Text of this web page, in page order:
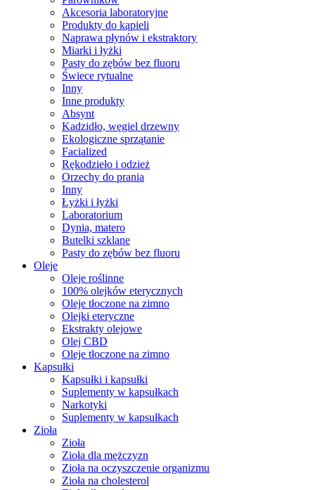
Akcesoria laboratoryjne
Produkty do kąpieli
Naprawa płynów i ekstraktory
Miarki i łyżki
Pasty do zębów bez fluoru
Świece rytualne
Inny
Inne produkty
Absynt
Kadzidło, węgiel drzewny
Ekologiczne sprzątanie
Facialized
Rękodzieło i odzież
Orzechy do prania
Inny
Łyżki i łyżki
Laboratorium
Dynia, matero
Butelki szklane
Pasty do zębów bez fluoru
Oleje
Oleje roślinne
100% olejków eterycznych
Oleje tłoczone na zimno
Olejki eteryczne
Ekstrakty olejowe
Olej CBD
Oleje tłoczone na zimno
Kapsułki
Kapsułki i kapsułki
Suplementy w kapsułkach
Narkotyki
Suplementy w kapsułkach
Zioła
Zioła
Zioła dla mężczyzn
Zioła na oczyszczenie organizmu
Zioła na cholesterol